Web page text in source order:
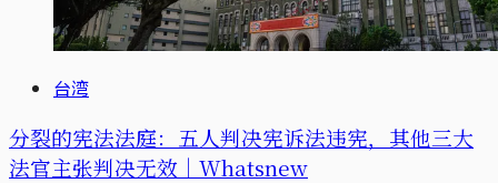
台湾
分裂的宪法法庭：五人判决宪诉法违宪，其他三大
法官主张判决无效｜Whatsnew